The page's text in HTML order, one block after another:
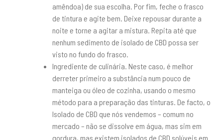
amêndoa) de sua escolha. Por fim, feche o frasco
de tintura e agite bem. Deixe repousar durante a
noite e torne a agitar a mistura. Repita até que
nenhum sedimento de isolado de CBD possa ser
visto no fundo do frasco.
Ingrediente de culinária. Neste caso, é melhor
derreter primeiro a substância num pouco de
manteiga ou óleo de cozinha, usando o mesmo
método para a preparação das tinturas. De facto, o
Isolado de CBD que nós vendemos – comum no
mercado – não se dissolve em água, mas sim em
gordura, mas existem isolados de CBD solúveis em